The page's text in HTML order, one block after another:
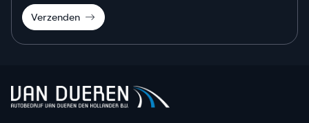
Verzenden